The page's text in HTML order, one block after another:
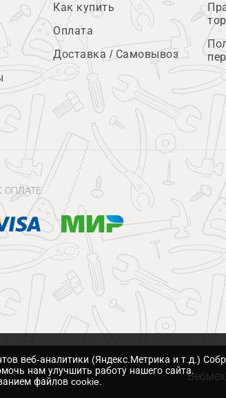
Как купить
Оплата
Доставка / Самовывоз
ОПЛАТЕ
веб-аналитики (Яндекс.Метрика и т.д.)
нам улучшить работу нашего сайта.
файлов cookie.